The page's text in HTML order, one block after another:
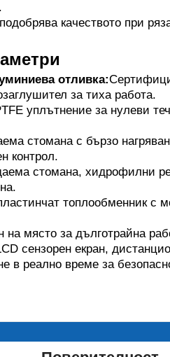
качеството при
отливка:
за тиха работа.
уплътнение за нулеви
стомана с бързо
контрол.
стомана, хидрофилни
топлообменник с
на място за дълготрайна
сензорен екран,
в реално време за